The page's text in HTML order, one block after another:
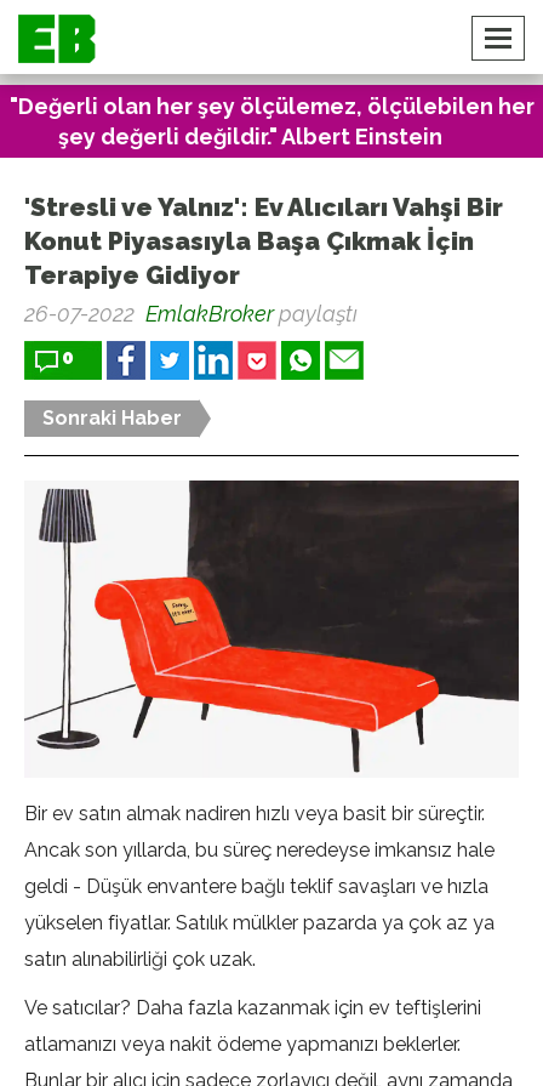
"Değerli olan her şey ölçülemez, ölçülebilen her
şey değerli değildir." Albert Einstein
'Stresli ve Yalnız': Ev Alıcıları Vahşi Bir
Konut Piyasasıyla Başa Çıkmak İçin
Terapiye Gidiyor
26-07-2022 EmlakBrokerpaylaştı
0
Sonraki Haber
Bir ev satın almak nadiren hızlı veya basit bir süreçtir.
Ancak son yıllarda, bu süreç neredeyse imkansız hale
geldi - Düşük envantere bağlı teklif savaşları ve hızla
yükselen fiyatlar. Satılık mülkler pazarda ya çok az ya
satın alınabilirliği çok uzak.
Ve satıcılar? Daha fazla kazanmak için ev teftişlerini
atlamanızı veya nakit ödeme yapmanızı beklerler.
Bunlar bir alıcı için sadece zorlayıcı değil, aynı zamanda